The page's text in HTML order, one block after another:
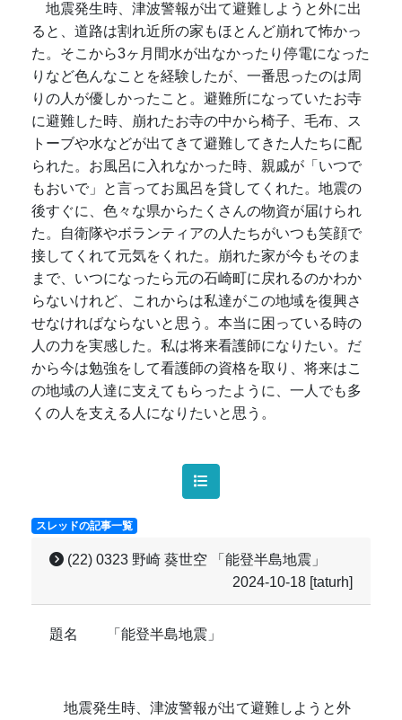
地震発生時、津波警報が出て避難しようと外に出
ると、道路は割れ近所の家もほとんど崩れて怖かっ
た。そこから3ヶ月間水が出なかったり停電になった
りなど色んなことを経験したが、一番思ったのは周
りの人が優しかったこと。避難所になっていたお寺
に避難した時、崩れたお寺の中から椅子、毛布、ス
トーブや水などが出てきて避難してきた人たちに配
られた。お風呂に入れなかった時、親戚が「いつで
もおいで」と言ってお風呂を貸してくれた。地震の
後すぐに、色々な県からたくさんの物資が届けられ
た。自衛隊やボランティアの人たちがいつも笑顔で
接してくれて元気をくれた。崩れた家が今もそのま
まで、いつになったら元の石崎町に戻れるのかわか
らないけれど、これからは私達がこの地域を復興さ
せなければならないと思う。本当に困っている時の
人の力を実感した。私は将来看護師になりたい。だ
から今は勉強をして看護師の資格を取り、将来はこ
の地域の人達に支えてもらったように、一人でも多
くの人を支える人になりたいと思う。
スレッドの記事一覧
(22) 0323 野崎 葵世空 「能登半島地震」
2024-10-18 [taturh]
題名 「能登半島地震」
地震発生時、津波警報が出て避難しようと外